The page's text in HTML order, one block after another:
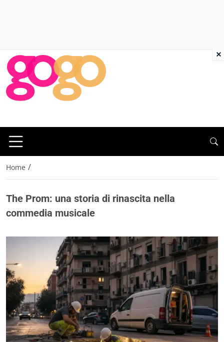
Home /
The Prom: una storia di rinascita nella
commedia musicale
×